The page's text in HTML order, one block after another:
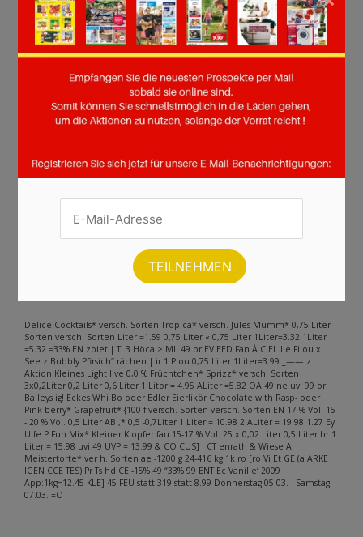
Seite :12345678910111213141516171819
Weiter
Andere Inhalte gefunden auf der
Seite
Bitte beachten Sie, dass dieser Text automatisch generiert wird und
Delice Cocktails* versch. Sorten Tropica* versch. Jules Mumm* 0,75 Liter
Sorten versch. Sorten Liter =1.59 0,75 Liter « 0,75 Liter 1Liter=3.32 1Liter
=5.32 =33% EN zoiet | Ti 3 Höca > ML 49 or EV EED Fan À CIEL Le Filou x
See z Bubbly Pfirsich“ rächen | ir 1 Piou 0,75 Liter 1Liter=3.99 _—— z
Aktion Kleines Light live 0,0 % Früchtchen* Sprizz* versch. Sorten
3x0,2Liter 0,2 Liter 0,6 Liter 1 Litor = 4.95 ALiter =5.82 OA 49 ne uvi 99 ori
Baileys ig! Eckes Whi Bo oder Edler Eierlikör Chocolate with Rasp- oder
Pink berry* Grapefruit* {100 f versch. Sorten versch. Sorten EN 17 % Vol. 15
- 20 % Vol. 0,5 Liter AB ,* 0,5 -0,7Liter 1 Liter = 10.98 2 ALiter = 19.98 1.27 Ey
U fe P Fun Mix* Kleiner Klopfer fau 15-17 % Vol. 25 x 0,02 Liter 0,5 Liter hr 1
Liter = 15.98 uvi 49 UVP = 13.99 & CO CUS] I CT enrath & Wiese A
Meistertorte* ver h. Sorten ae -1200 g 24-416 kg 1k ro [ro Vi Et GE (a ARKE
IGEN CCE TES) Pr Ts hd CE -15% 49 “33% 99 ENT Ec Vanille‘ 2009
App:1kg=12.45 KLE] 45 FEU statt 319 statt 8.99 Donnerstag 05.03. - Samstag
07.03. =O